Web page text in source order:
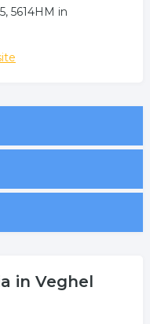
5614HM in
in Veghel